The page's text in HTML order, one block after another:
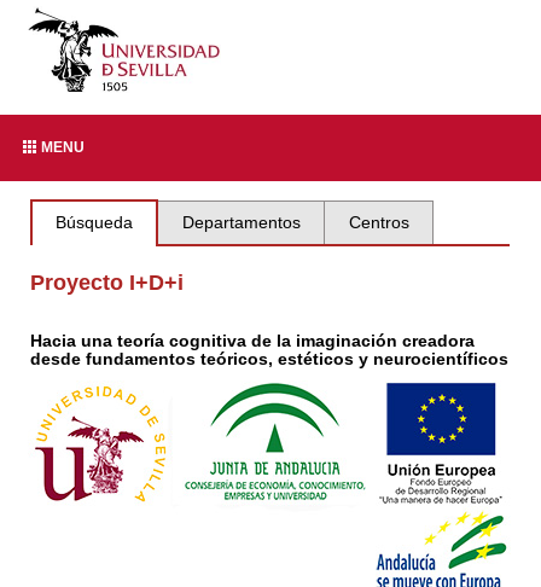
MENU
Búsqueda Departamentos Centros
Proyecto I+D+i
Hacia una teoría cognitiva de la imaginación creadora
desde fundamentos teóricos, estéticos y neurocientíficos